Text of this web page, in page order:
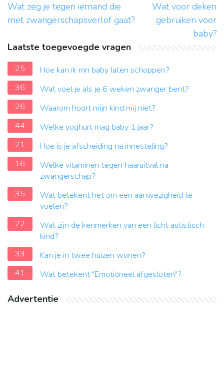
Wat zeg je tegen iemand die
met zwangerschapsverlof gaat?
Wat voor deken
gebruiken voor
baby?
Laatste toegevoegde vragen
25
Hoe kan ik mn baby laten schoppen?
36
Wat voel je als je 6 weken zwanger bent?
26
Waarom hoort mijn kind mij niet?
44
Welke yoghurt mag baby 1 jaar?
21
Hoe is je afscheiding na innesteling?
16
Welke vitaminen tegen haaruitval na
zwangerschap?
35
Wat betekent het om een aanwezigheid te
voelen?
22
Wat zijn de kenmerken van een licht autistisch
kind?
33
Kan je in twee huizen wonen?
41
Wat betekent "Emotioneel afgesloten"?
Advertentie